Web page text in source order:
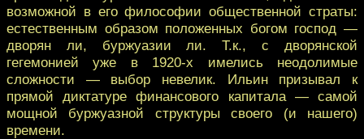
возможной в его философии общественной страты:
естественным образом положенных богом господ —
дворян ли, буржуазии ли. Т.к., с дворянской
гегемонией уже в 1920-х имелись неодолимые
сложности — выбор невелик. Ильин призывал к
прямой диктатуре финансового капитала — самой
мощной буржуазной структуры своего (и нашего)
времени.